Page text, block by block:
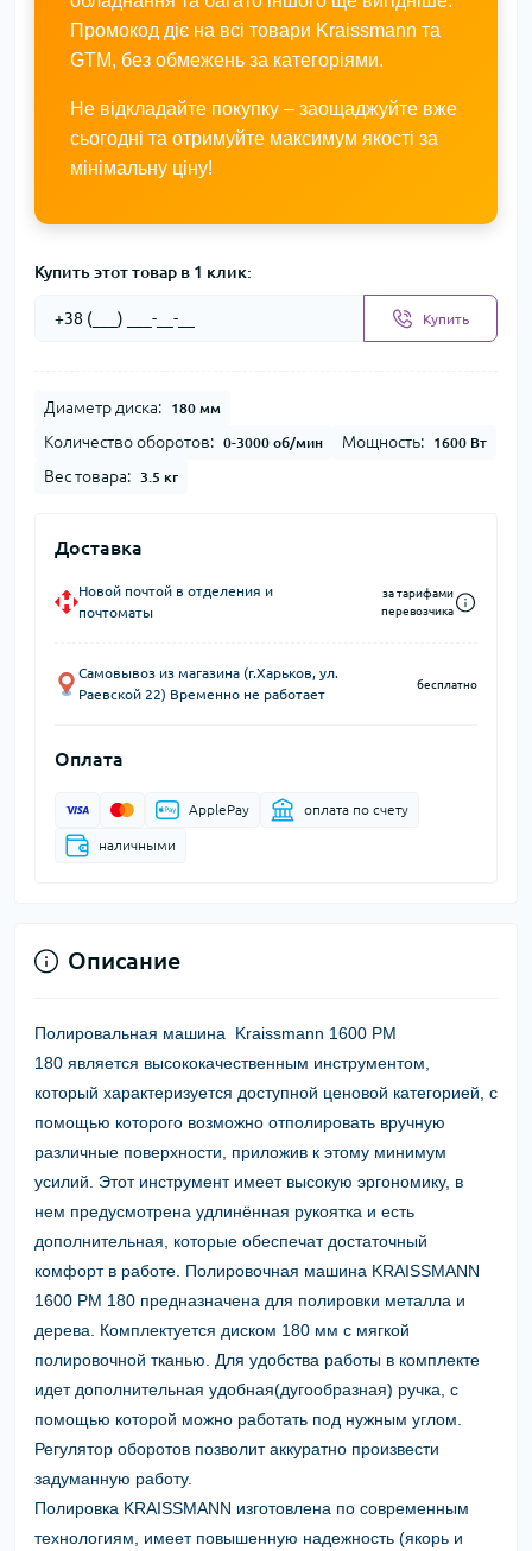
Промокод діє на всі товари Kraissmann та
GTM, без обмежень за категоріями.
Не відкладайте покупку – заощаджуйте вже
сьогодні та отримуйте максимум якості за
мінімальну ціну!
Купить этот товар в 1 клик:
Купить
Диаметр диска: 180 мм
Количество оборотов: 0-3000 об/мин Мощность: 1600 Вт
Вес товара: 3.5 кг
Доставка
Новой почтой в отделения и
почтоматы
за тарифами
перевозчика
Самовывоз из магазина (г.Харьков, ул.
Раевской 22) Временно не работает
бесплатно
Оплата
ApplePay оплата по счету
наличными
Описание
Полировальная машина Kraissmann 1600 PM
180 является высококачественным инструментом,
который характеризуется доступной ценовой категорией, с
помощью которого возможно отполировать вручную
различные поверхности, приложив к этому минимум
усилий. Этот инструмент имеет высокую эргономику, в
нем предусмотрена удлинённая рукоятка и есть
дополнительная, которые обеспечат достаточный
комфорт в работе. Полировочная машина KRAISSMANN
1600 PM 180 предназначена для полировки металла и
дерева. Комплектуется диском 180 мм с мягкой
полировочной тканью. Для удобства работы в комплекте
идет дополнительная удобная(дугообразная) ручка, с
помощью которой можно работать под нужным углом.
Регулятор оборотов позволит аккуратно произвести
задуманную работу.
Полировка KRAISSMANN изготовлена по современным
технологиям, имеет повышенную надежность (якорь и